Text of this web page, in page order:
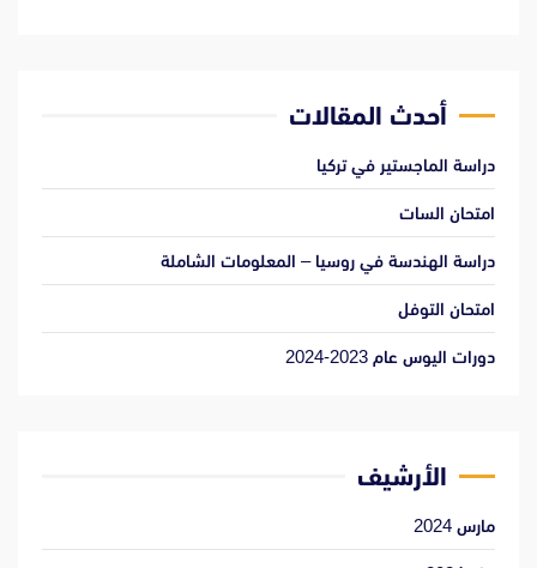
أحدث المقالات
دراسة الماجستير في تركيا
امتحان السات
دراسة الهندسة في روسيا – المعلومات الشاملة
امتحان التوفل
دورات اليوس عام 2023-2024
الأرشيف
مارس 2024